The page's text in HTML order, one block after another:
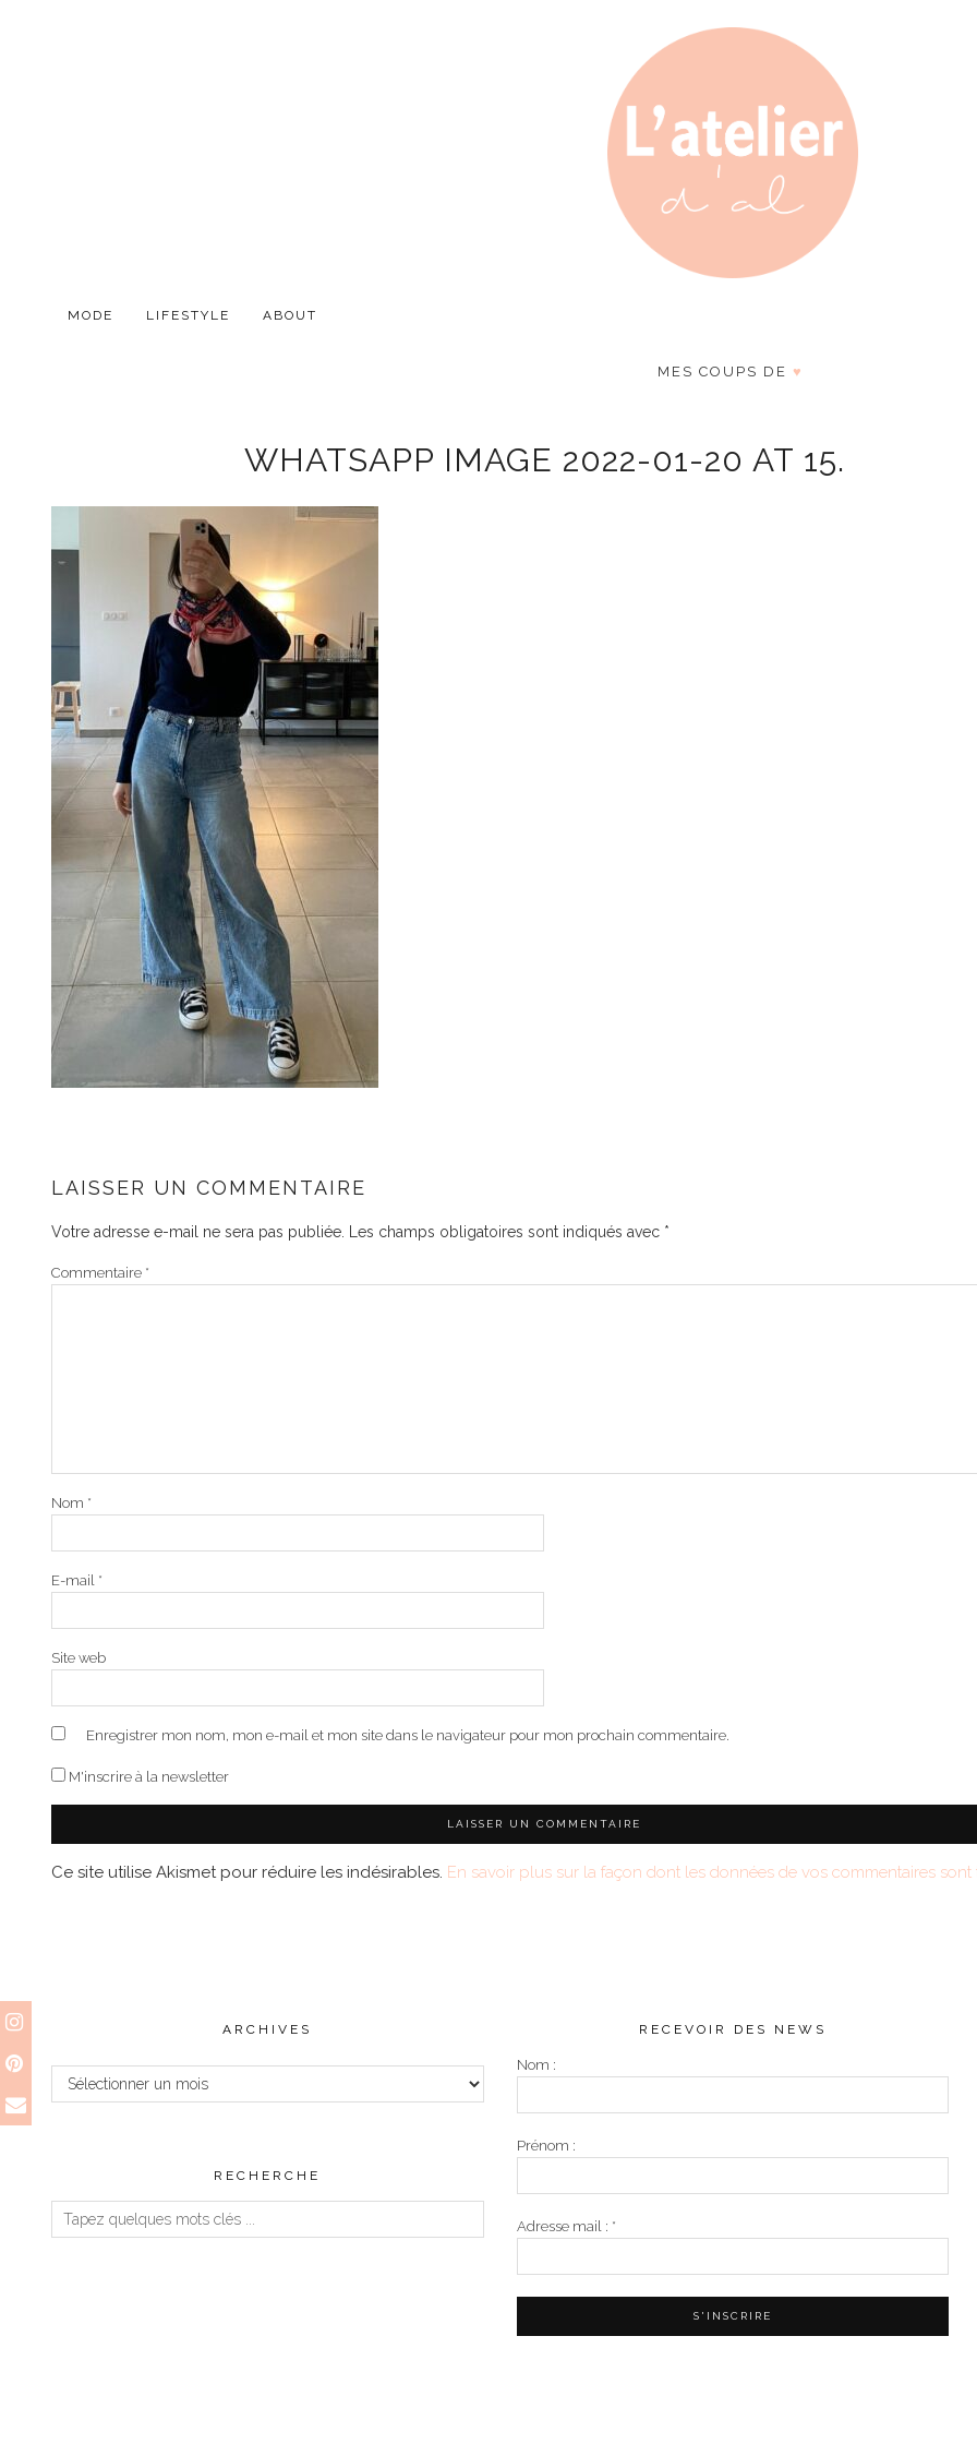
MODE LIFESTYLE ABOUT
MES COUPS DE ♥
WHATSAPP IMAGE 2022-01-20 AT 15.
LAISSER UN COMMENTAIRE
Votre adresse e-mail ne sera pas publiée. Les champs obligatoires sont indiqués avec *
Commentaire *
Nom *
E-mail *
Site web
Enregistrer mon nom, mon e-mail et mon site dans le navigateur pour mon prochain commentaire.
M'inscrire à la newsletter
Ce site utilise Akismet pour réduire les indésirables. En savoir plus sur la façon dont les données de vos commentaires sont
ARCHIVES
Archives
RECHERCHE
RECEVOIR DES NEWS
Nom :
Prénom :
Adresse mail : *